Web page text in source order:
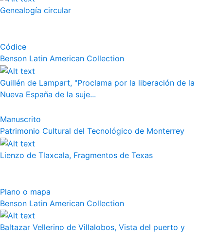
Genealogía circular
Códice
Benson Latin American Collection
Guillén de Lampart, "Proclama por la liberación de la
Nueva España de la suje...
Manuscrito
Patrimonio Cultural del Tecnológico de Monterrey
Lienzo de Tlaxcala, Fragmentos de Texas
Plano o mapa
Benson Latin American Collection
Baltazar Vellerino de Villalobos, Vista del puerto y